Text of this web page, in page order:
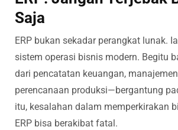
Saja
ERP bukan sekadar perangkat lunak.
sistem operasi bisnis modern. Begitu
dari pencatatan keuangan,
perencanaan produksi—bergantung
itu, kesalahan dalam memperkirakan
ERP bisa berakibat fatal.